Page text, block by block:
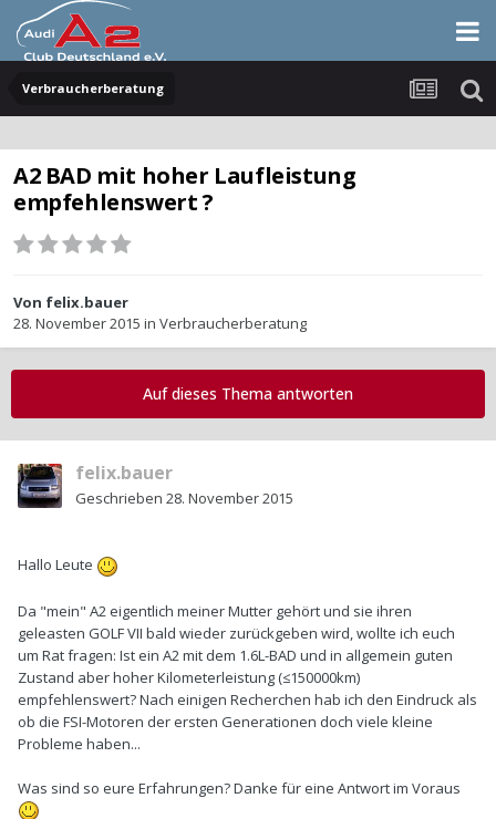
Verbraucherberatung
A2 BAD mit hoher Laufleistung
empfehlenswert ?
Von felix.bauer
28. November 2015 in Verbraucherberatung
Auf dieses Thema antworten
felix.bauer
Geschrieben 28. November 2015
Hallo Leute
Da "mein" A2 eigentlich meiner Mutter gehört und sie ihren
geleasten GOLF VII bald wieder zurückgeben wird, wollte ich euch
um Rat fragen: Ist ein A2 mit dem 1.6L-BAD und in allgemein guten
Zustand aber hoher Kilometerleistung (≤150000km)
empfehlenswert? Nach einigen Recherchen hab ich den Eindruck als
ob die FSI-Motoren der ersten Generationen doch viele kleine
Probleme haben...
Was sind so eure Erfahrungen? Danke für eine Antwort im Voraus